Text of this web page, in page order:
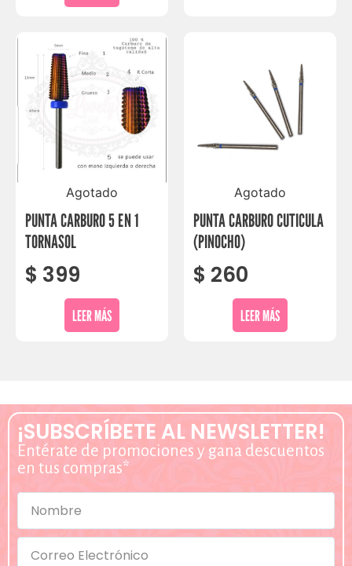
Agotado
PUNTA CARBURO 5 EN 1
TORNASOL
$ 399
LEER MÁS
Agotado
PUNTA CARBURO CUTICULA
(PINOCHO)
$ 260
LEER MÁS
¡SUBSCRÍBETE AL NEWSLETTER!
Entérate de promociones y gana descuentos
en tus compras*